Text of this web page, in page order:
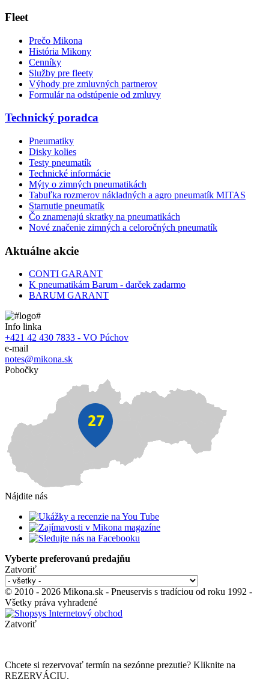
Fleet
Prečo Mikona
História Mikony
Cenníky
Služby pre fleety
Výhody pre zmluvných partnerov
Formulár na odstúpenie od zmluvy
Technický poradca
Pneumatiky
Disky kolies
Testy pneumatík
Technické informácie
Mýty o zimných pneumatikách
Tabuľka rozmerov nákladných a agro pneumatík MITAS
Starnutie pneumatík
Čo znamenajú skratky na pneumatikách
Nové značenie zimných a celoročných pneumatík
Aktuálne akcie
CONTI GARANT
K pneumatikám Barum - darček zadarmo
BARUM GARANT
Info linka
+421 42 430 7833 - VO Púchov
e-mail
notes@mikona.sk
Pobočky
Nájdite nás
Vyberte preferovanú predajňu
Zatvoriť
© 2010 - 2026 Mikona.sk - Pneuservis s tradíciou od roku 1992 -
Všetky práva vyhradené
Zatvoriť
Chcete si rezervovať termín na sezónne prezutie? Kliknite na
REZERVÁCIU.